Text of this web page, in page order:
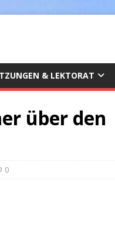
& LEKTORAT
über den
0